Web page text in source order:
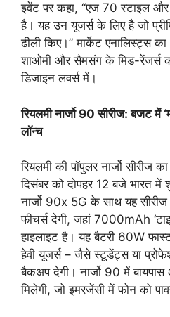
इवेंट पर कहा, “एज 70 स्टाइल
है। यह उन यूजर्स के लिए है जो
ढीली किए।” मार्केट एनालिस्ट्स
शाओमी और सैमसंग के मिड-रेंजर्स
डिजाइन लवर्स में।
रियलमी नार्जो 90 सीरीज: बजट में
लॉन्च
रियलमी की पॉपुलर नार्जो सीरीज
दिसंबर को दोपहर 12 बजे भारत में
नार्जो 90x 5G के साथ यह
फीचर्स देगी, जहां 7000mAh
हाइलाइट है। यह बैटरी 60W
हेवी यूजर्स – जैसे स्टूडेंट्स या
बैकअप देगी। नार्जो 90 में बायपास
मिलेगी, जो इमरजेंसी में फोन को